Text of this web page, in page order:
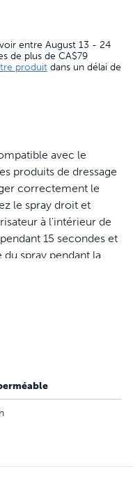
entre August 13 - 24
de plus de CA$79
produit dans un délai de
avec le
produits de dressage
correctement le
le spray droit et
à l'intérieur de
15 secondes et
spray pendant la
PetSafe® vous aide
bonheur de vos
avec les colliers anti-
dressage à jet